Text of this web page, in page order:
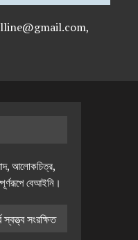
আলোকচিত্র,
বেআইনি।
সংরক্ষিত